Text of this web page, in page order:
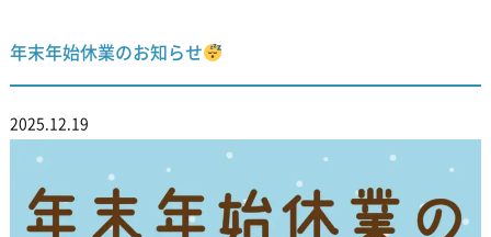
年末年始休業のお知らせ
2025.12.19